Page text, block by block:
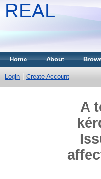
REAL
Home About
Login Create Account
A